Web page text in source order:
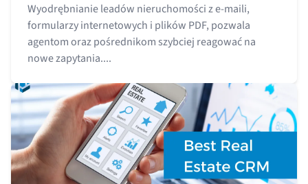
Wyodrębnianie leadów nieruchomości z e-maili,
formularzy internetowych i plików PDF, pozwala
agentom oraz pośrednikom szybciej reagować na
nowe zapytania....